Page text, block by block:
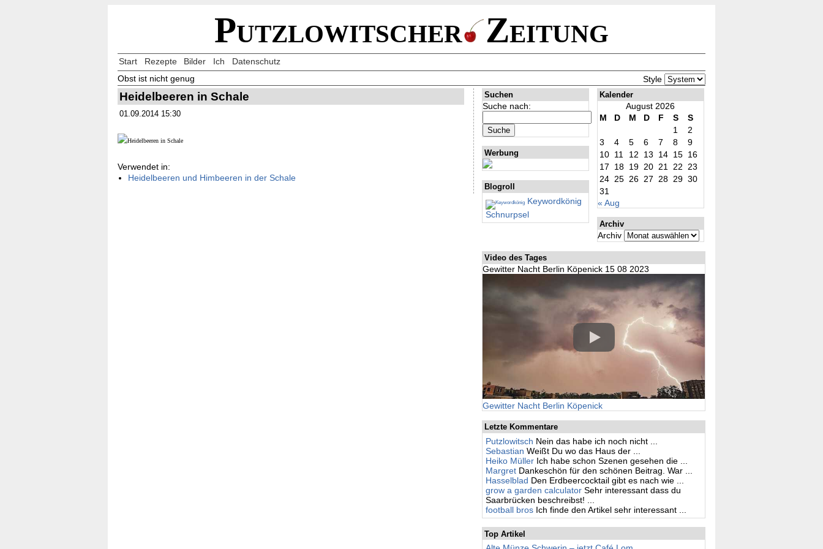
Putzlowitscher Zeitung
Start Rezepte Bilder Ich
Datenschutz
Obst ist nicht genug
Style
Heidelbeeren in Schale
01.09.2014 15:30
Verwendet in:
Heidelbeeren und Himbeeren in der Schale
Suchen
Suche nach:
Werbung
Blogroll
Keywordkönig
Schnurpsel
Kalender
August 2026
M
D M D F S
S
1
2
3
4 5 6 7 8
9
10 11 12 13 14 15 16
17
18 19 20 21 22
23
24 25 26 27 28 29 30
31
« Aug
Archiv
Archiv
Video des Tages
Gewitter Nacht Berlin Köpenick 15 08 2023
Gewitter Nacht Berlin Köpenick
Letzte Kommentare
Putzlowitsch Nein das habe ich noch nicht ...
Sebastian Weißt Du wo das Haus der ...
Heiko Müller Ich habe schon Szenen gesehen die ...
Margret Dankeschön für den schönen Beitrag. War ...
Hasselblad Den Erdbeercocktail gibt es nach wie ...
grow a garden calculator Sehr interessant dass du
Saarbrücken beschreibst! ...
football bros Ich finde den Artikel sehr interessant ...
Top Artikel